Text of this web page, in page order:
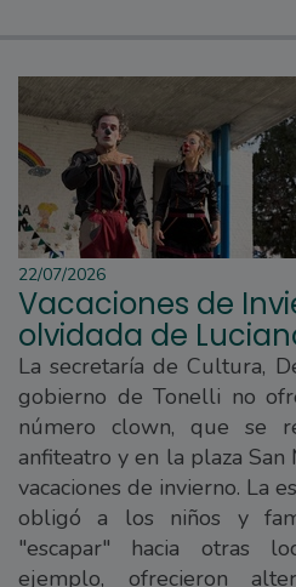
22/07/2026
Vacaciones de
olvidada de
La secretaría de Cultura,
gobierno de Tonelli no
número clown, que se
anfiteatro y en la plaza San
vacaciones de invierno. La
obligó a los niños y
"escapar" hacia otras
ejemplo, ofrecieron